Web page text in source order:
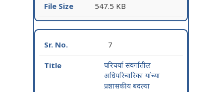
547.5 KB
7
परिचर्या संवर्गातील
अधिपरिचारिका यांच्या
प्रशासकीय बदल्या